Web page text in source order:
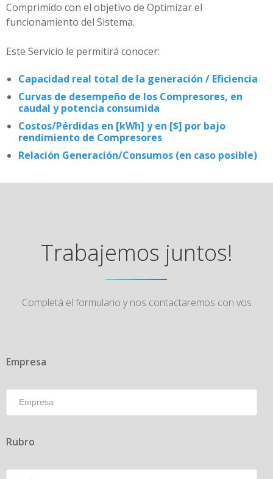
Comprimido con el objetivo de Optimizar el
funcionamiento del Sistema.
Este Servicio le permitirá conocer:
Capacidad real total de la generación / Eficiencia
Curvas de desempeño de los Compresores, en
caudal y potencia consumida
Costos/Pérdidas en [kWh] y en [$] por bajo
rendimiento de Compresores
Relación Generación/Consumos (en caso posible)
Trabajemos juntos!
Completá el formulario y nos contactaremos con vos
Empresa
Rubro